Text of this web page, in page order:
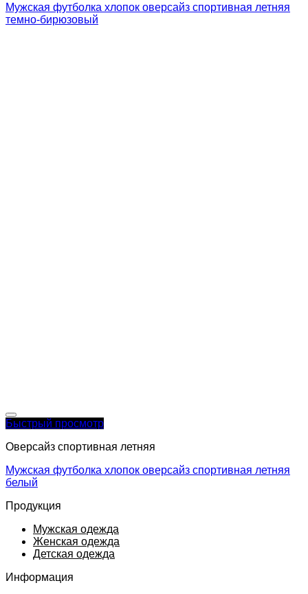
Мужская футболка хлопок оверсайз спортивная летняя
темно-бирюзовый
Быстрый просмотр
Оверсайз спортивная летняя
Мужская футболка хлопок оверсайз спортивная летняя
белый
Продукция
Мужская одежда
Женская одежда
Детская одежда
Информация